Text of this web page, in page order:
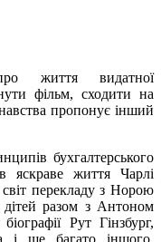
життя видатної
фільм, сходити на
пропонує інший
бухгалтерського
життя Чарлі
перекладу з Норою
разом з Антоном
Рут Гінзбург,
і ще багато іншого.